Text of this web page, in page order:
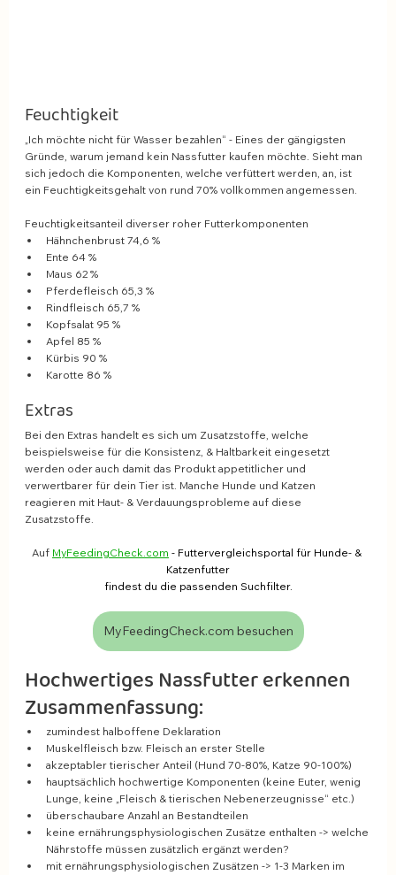
Feuchtigkeit
„Ich möchte nicht für Wasser bezahlen“ - Eines der gängigsten
Gründe, warum jemand kein Nassfutter kaufen möchte. Sieht man
sich jedoch die Komponenten, welche verfüttert werden, an, ist
ein Feuchtigkeitsgehalt von rund 70% vollkommen angemessen.
Feuchtigkeitsanteil diverser roher Futterkomponenten
Hähnchenbrust 74,6 %
Ente 64 %
Maus 62 %
Pferdefleisch 65,3 %
Rindfleisch 65,7 %
Kopfsalat 95 %
Apfel 85 %
Kürbis 90 %
Karotte 86 %
Extras
Bei den Extras handelt es sich um Zusatzstoffe, welche
beispielsweise für die Konsistenz, & Haltbarkeit eingesetzt
werden oder auch damit das Produkt appetitlicher und
verwertbarer für dein Tier ist. Manche Hunde und Katzen
reagieren mit Haut- & Verdauungsprobleme auf diese
Zusatzstoffe.
Auf MyFeedingCheck.com - Futtervergleichsportal für Hunde- &
Katzenfutter
findest du die passenden Suchfilter.
MyFeedingCheck.com besuchen
Hochwertiges Nassfutter erkennen
Zusammenfassung:
zumindest halboffene Deklaration
Muskelfleisch bzw. Fleisch an erster Stelle
akzeptabler tierischer Anteil (Hund 70-80%, Katze 90-100%)
hauptsächlich hochwertige Komponenten (keine Euter, wenig
Lunge, keine „Fleisch & tierischen Nebenerzeugnisse“ etc.)
überschaubare Anzahl an Bestandteilen
keine ernährungsphysiologischen Zusätze enthalten -> welche
Nährstoffe müssen zusätzlich ergänzt werden?
mit ernährungsphysiologischen Zusätzen -> 1-3 Marken im